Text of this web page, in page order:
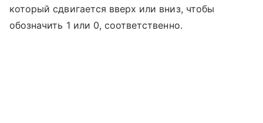
который сдвигается вверх или вниз, чтобы
обозначить 1 или 0, соответственно.